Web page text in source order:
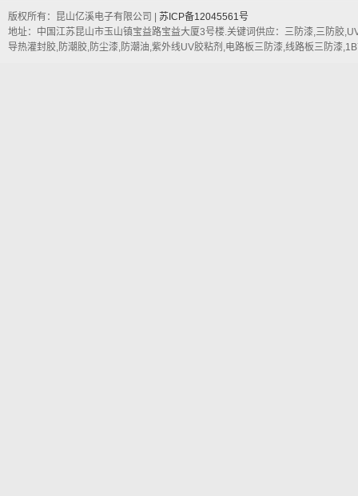
版权所有：昆山亿溪电子有限公司 | 苏ICP备12045561号
地址：中国江苏昆山市玉山镇宝益路宝益大厦3号楼.关键词供应：三防漆,三防胶
导热灌封胶,防潮胶,防尘漆,防潮油,紫外线UV胶粘剂,电路板三防漆,线路板三防漆